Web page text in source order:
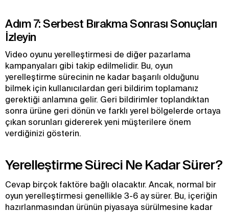
Adım 7: Serbest Bırakma Sonrası Sonuçları
İzleyin
Video oyunu yerelleştirmesi de diğer pazarlama
kampanyaları gibi takip edilmelidir. Bu, oyun
yerelleştirme sürecinin ne kadar başarılı olduğunu
bilmek için kullanıcılardan geri bildirim toplamanız
gerektiği anlamına gelir. Geri bildirimler toplandıktan
sonra ürüne geri dönün ve farklı yerel bölgelerde ortaya
çıkan sorunları gidererek yeni müşterilere önem
verdiğinizi gösterin.
Yerelleştirme Süreci Ne Kadar Sürer?
Cevap birçok faktöre bağlı olacaktır. Ancak, normal bir
oyun yerelleştirmesi genellikle 3-6 ay sürer. Bu, içeriğin
hazırlanmasından ürünün piyasaya sürülmesine kadar